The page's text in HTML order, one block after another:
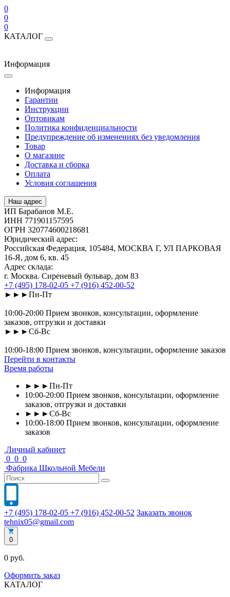
0
0
0
КАТАЛОГ
Информация
Информация
Гарантии
Инструкции
Оптовикам
Политика конфиденциальности
Предупреждение об изменениях без уведомления
Товар
О магазине
Доставка и сборка
Оплата
Условия соглашения
Наш адрес
ИП Барабанов М.Е.
ИНН 771901157595
ОГРН 320774600218681
Юридический адрес:
Российская Федерация, 105484, МОСКВА Г, УЛ ПАРКОВАЯ
16-Я, дом 6, кв. 45
Адрес склада:
г. Москва. Сиреневый бульвар, дом 83
+7 (495) 178-02-05 +7 (916) 452-00-52
►►►Пн-Пт
10:00-20:00 Прием звонков, консультации, оформление
заказов, отгрузки и доставки
►►►Сб-Вс
10:00-18:00 Прием звонков, консультации, оформление заказов
Перейти в контакты
Время работы
►►►Пн-Пт
10:00-20:00 Прием звонков, консультации, оформление
заказов, отгрузки и доставки
►►►Сб-Вс
10:00-18:00 Прием звонков, консультации, оформление
заказов
Личный кабинет
0 0 0
Фабрика Школьной Мебели
+7 (495) 178-02-05 +7 (916) 452-00-52 Заказать звонок
tehnix05@gmail.com
0
0 руб.
Оформить заказ
КАТАЛОГ